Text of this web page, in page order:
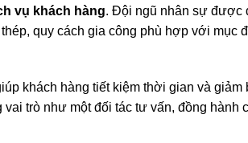
vụ khách hàng. Đội ngũ nhân sự được
quy cách gia công phù hợp với mục
khách hàng tiết kiệm thời gian và giảm
trò như một đối tác tư vấn, đồng hành